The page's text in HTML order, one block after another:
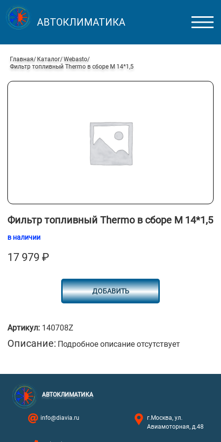
АВТОКЛИМАТИКА
Главная Каталог Webasto
Фильтр топливный Thermo в сборе М 14*1,5
Фильтр топливный Thermo в сборе М 14*1,5
в наличии
17 979 ₽
ДОБАВИТЬ
Артикул: 140708Z
Описание: Подробное описание отсутствует
АВТОКЛИМАТИКА
info@diavia.ru
г.Москва, ул.
Авиамоторная, д.48